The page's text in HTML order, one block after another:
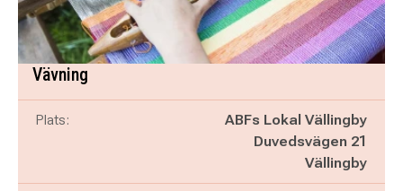
Vävning
Plats:
ABFs Lokal Vällingby
Duvedsvägen 21
Vällingby